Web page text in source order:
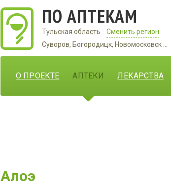
ПО АПТЕКАМ
Тульская область
Сменить регион
Суворов, Богородицк, Новомосковск ...
О ПРОЕКТЕ АПТЕКИ ЛЕКАРСТВА
Алоэ